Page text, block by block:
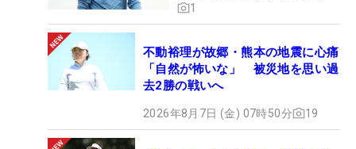
1
不動裕理が故郷・熊本の地震に心痛
「自然が怖いな」 被災地を思い過
去2勝の戦いへ
2026年8月7日 (金) 07時50分 19